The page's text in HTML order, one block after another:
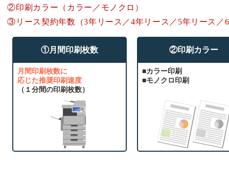
②印刷カラー（カラー／モノクロ）
③リース契約年数（3年リース／4年リース／5年リース／
①月間印刷枚数
月間印刷枚数に
応じた推奨印刷速度
（１分間の印刷枚数）
②印刷カラー
■カラー印刷
■モノクロ印刷